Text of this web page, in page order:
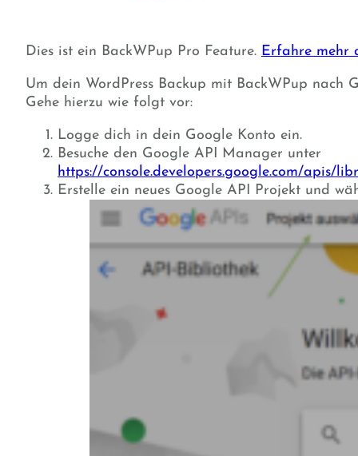
Dies ist ein BackWPup Pro Feature. Erfahre mehr
Um dein WordPress Backup mit BackWPup
Gehe hierzu wie folgt vor:
Logge dich in dein Google Konto ein.
Besuche den Google API Manager unter
https://console.developers.google.com/apis/
Erstelle ein neues Google API Projekt und